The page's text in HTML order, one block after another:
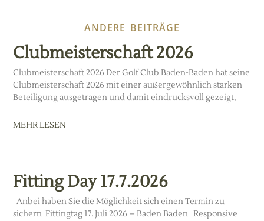
ANDERE BEITRÄGE
Clubmeisterschaft 2026
Clubmeisterschaft 2026 Der Golf Club Baden-Baden hat seine
Clubmeisterschaft 2026 mit einer außergewöhnlich starken
Beteiligung ausgetragen und damit eindrucksvoll gezeigt,
MEHR LESEN
Fitting Day 17.7.2026
Anbei haben Sie die Möglichkeit sich einen Termin zu
sichern Fittingtag 17. Juli 2026 – Baden Baden Responsive